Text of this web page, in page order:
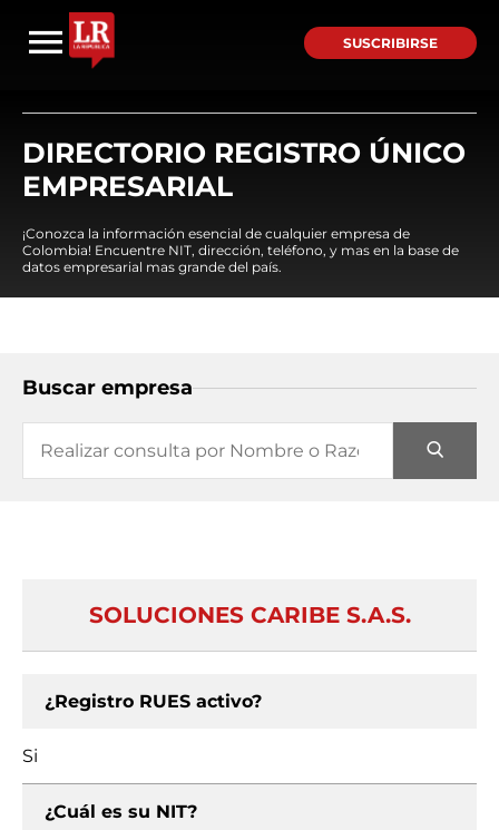
SUSCRIBIRSE
DIRECTORIO REGISTRO ÚNICO
EMPRESARIAL
¡Conozca la información esencial de cualquier empresa de
Colombia! Encuentre NIT, dirección, teléfono, y mas en la base de
datos empresarial mas grande del país.
Buscar empresa
SOLUCIONES CARIBE S.A.S.
¿Registro RUES activo?
Si
¿Cuál es su NIT?